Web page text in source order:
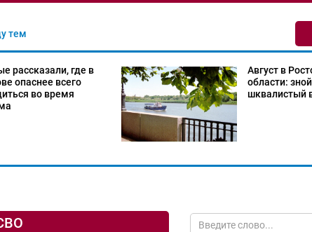
тем
рассказали, где в
опаснее всего
во время
Август в
области:
шквалистый